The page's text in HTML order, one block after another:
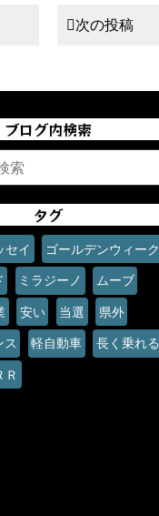
次の投稿
ブログ内検索
タグ
セイ ゴールデンウィーク
ミラジーノ ムーブ
安い 当選 県外
ス 軽自動車 長く乗れる
Ｒ